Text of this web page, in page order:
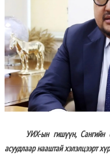
УИХ-ын гишүүн, Сангийн
асуудлаар нааштай хэлэлцээрт